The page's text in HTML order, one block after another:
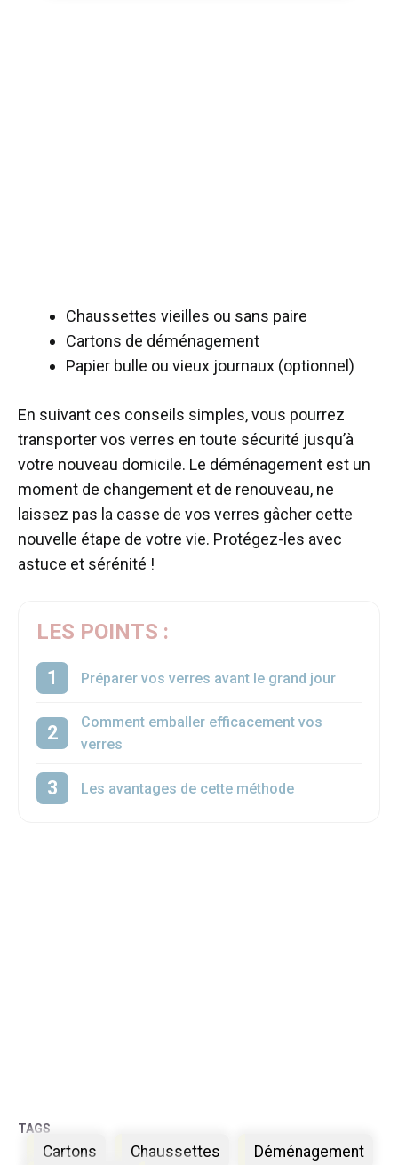
Chaussettes vieilles ou sans paire
Cartons de déménagement
Papier bulle ou vieux journaux (optionnel)
En suivant ces conseils simples, vous pourrez
transporter vos verres en toute sécurité jusqu’à
votre nouveau domicile. Le déménagement est un
moment de changement et de renouveau, ne
laissez pas la casse de vos verres gâcher cette
nouvelle étape de votre vie. Protégez-les avec
astuce et sérénité !
LES POINTS :
Préparer vos verres avant le grand jour
Comment emballer efficacement vos
verres
Les avantages de cette méthode
Cartons Chaussettes
Déménagement